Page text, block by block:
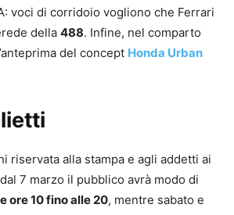
voci di corridoio vogliono che Ferrari
della 488. Infine, nel comparto
del concept Honda Urban
riservata alla stampa e agli addetti ai
7 marzo il pubblico avrà modo di
ore 10 fino alle 20, mentre sabato e